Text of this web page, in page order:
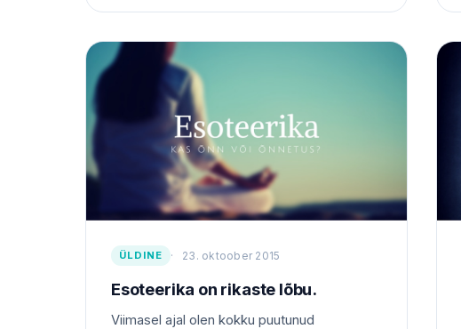
ÜLDINE 23. oktoober 2015
Esoteerika on rikaste lõbu.
Viimasel ajal olen kokku puutunud